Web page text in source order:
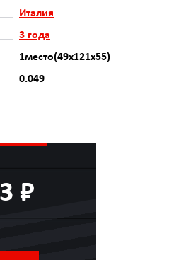
Италия
3 года
1место(49x121x55)
0.049
₽